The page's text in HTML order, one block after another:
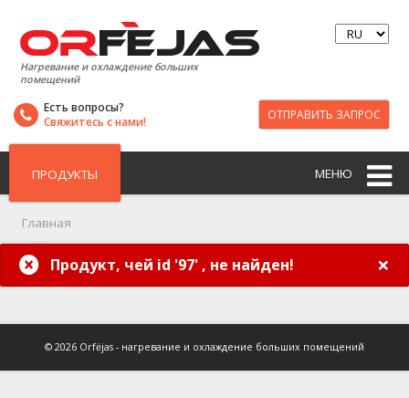
Нагревание и охлаждение больших
помещений
Есть вопросы?
Свяжитесь с нами!
ОТПРАВИТЬ ЗАПРОС
ПРОДУКТЫ МЕНЮ
Главная
×
Продукт, чей id '97' , не найден!
© 2026 Orfėjas - нагревание и охлаждение больших помещений